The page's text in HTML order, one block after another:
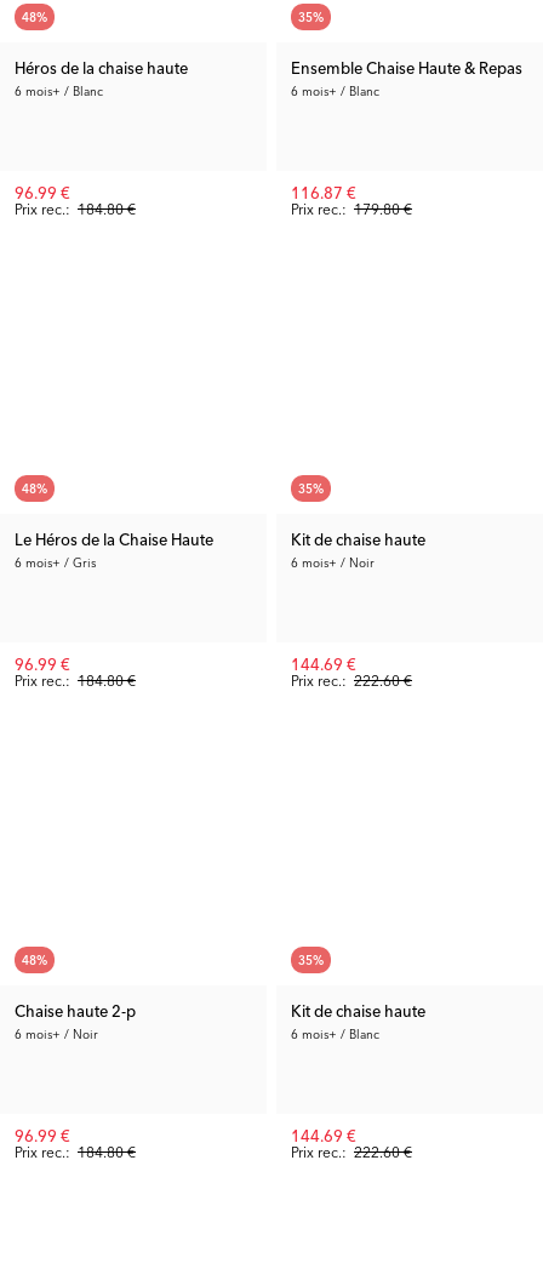
48%
Héros de la chaise haute
6 mois+ / Blanc
Prix rec.: 184.80 €
96.99 €
35%
Ensemble Chaise Haute & Repas
6 mois+ / Blanc
Prix rec.: 179.80 €
116.87 €
48%
Le Héros de la Chaise Haute
6 mois+ / Gris
Prix rec.: 184.80 €
96.99 €
35%
Kit de chaise haute
6 mois+ / Noir
Prix rec.: 222.60 €
144.69 €
48%
Chaise haute 2-p
6 mois+ / Noir
Prix rec.: 184.80 €
96.99 €
35%
Kit de chaise haute
6 mois+ / Blanc
Prix rec.: 222.60 €
144.69 €